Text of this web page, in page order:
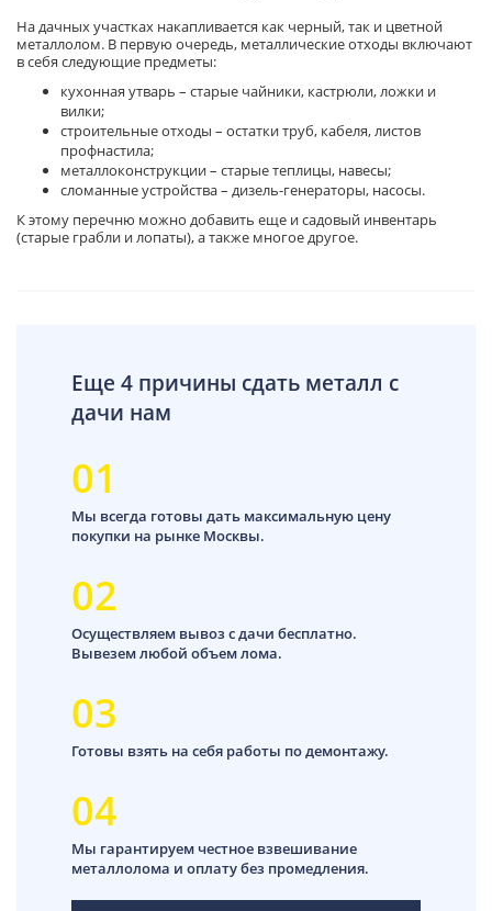
На дачных участках накапливается как черный, так и цветной
металлолом. В первую очередь, металлические отходы включают
в себя следующие предметы:
кухонная утварь – старые чайники, кастрюли, ложки и
вилки;
строительные отходы – остатки труб, кабеля, листов
профнастила;
металлоконструкции – старые теплицы, навесы;
сломанные устройства – дизель-генераторы, насосы.
К этому перечню можно добавить еще и садовый инвентарь
(старые грабли и лопаты), а также многое другое.
Еще 4 причины сдать металл с
дачи нам
01
Мы всегда готовы дать максимальную цену
покупки на рынке Москвы.
02
Осуществляем вывоз с дачи бесплатно.
Вывезем любой объем лома.
03
Готовы взять на себя работы по демонтажу.
04
Мы гарантируем честное взвешивание
металлолома и оплату без промедления.